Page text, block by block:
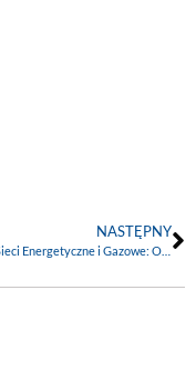
NASTĘPNY